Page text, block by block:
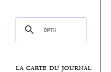
la carte du journal